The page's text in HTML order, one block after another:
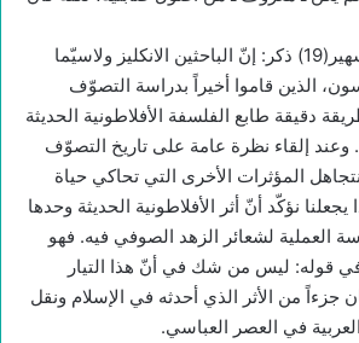
أما المستشرق غولدتسهير(19) ذكر: إنّ الباحثين الانكليز ولاسيّما
الذين قاموا أخيراً بدراسة التصوّف
دقيقة طابع الفلسفة الأفلاطونية الحديثة
إلقاء نظرة عامة على تاريخ التصوّف
المؤثرات الأخرى التي تحاكي حياة
نؤكّد أنّ أثر الأفلاطونية الحديثة وحدها
العملية لشعائر الزهد الصوفي فيه. فهو
مع اوليري(20) في قوله: ليس من شك في أنّ هذا التيار
جزءاً من الأثر الذي أحدثه في الإسلام ونقل
في العصر العباسي.